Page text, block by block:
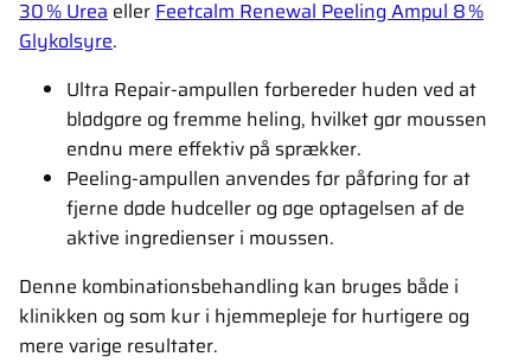
30 % Urea ellerFeetcalm Renewal Peeling Ampul 8 %
Glykolsyre.
Ultra Repair-ampullen forbereder huden ved at
blødgøre og fremme heling, hvilket gør moussen
endnu mere effektiv på sprækker.
Peeling-ampullen anvendes før påføring for at
fjerne døde hudceller og øge optagelsen af de
aktive ingredienser i moussen.
Denne kombinationsbehandling kan bruges både i
klinikken og som kur i hjemmepleje for hurtigere og
mere varige resultater.